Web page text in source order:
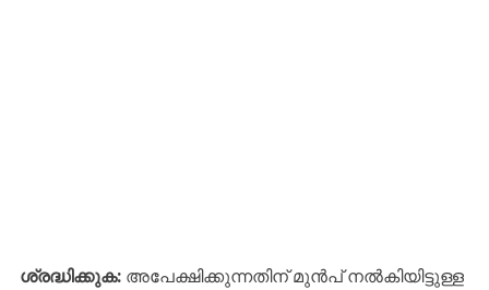
ശ്രദ്ധിക്കുക:അപേക്ഷിക്കുന്നതിന് മുൻപ് നൽകിയിട്ടുള്ള